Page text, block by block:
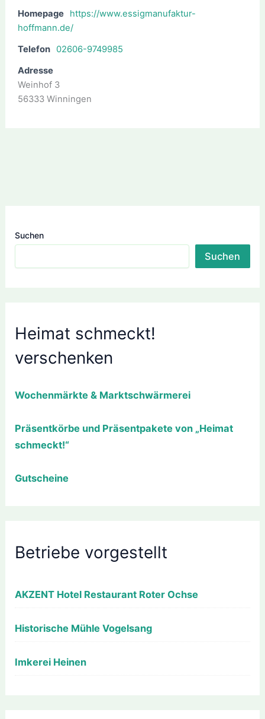
Homepage
https://www.essigmanufaktur-
hoffmann.de/
Telefon
02606-9749985
Adresse
Weinhof 3
56333 Winningen
Suchen
Suchen
Heimat schmeckt!
verschenken
Wochenmärkte & Marktschwärmerei
Präsentkörbe und Präsentpakete von „Heimat
schmeckt!“
Gutscheine
Betriebe vorgestellt
AKZENT Hotel Restaurant Roter Ochse
Historische Mühle Vogelsang
Imkerei Heinen